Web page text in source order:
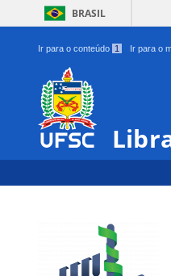
BRASIL
Ir para o conteúdo 1 Ir para o